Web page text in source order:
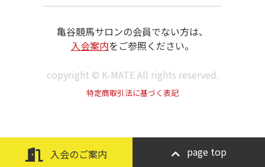
亀谷競馬サロンの会員でない方は、
入会案内をご参照ください。
copyright © K-MATE All rights reserved.
特定商取引法に基づく表記
入会のご案内 page top